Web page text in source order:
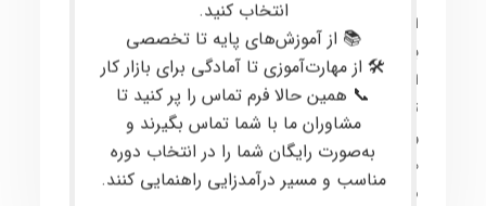
این دوره برای علاقه‌مندان به معامله در
بین‌المللی ، از جملهفارکسوکریپتو، طراحی شده است. در
این دوره، مفاهیم پیشرفته‌ای مانندپرایس اکشن، تحلیل
تکنیکال
و تحلیل فاندامنتال،مدیریت سرمایهو
روانشناسی معاملاتبه‌صورت کاربردی آموزش داده
می‌شود. هدف اصلی این دوره آموزشی، ارتقای مهارت
معامله‌گرانبه سطح حرفه‌ای و توانمندسازی آن‌ها برای
انتخاب کنید.
📚 از آموزش‌های پایه تا تخصصی
🛠 از مهارت‌آموزی تا آمادگی برای بازار کار
📞 همین حالا فرم تماس را پر کنید تا
مشاوران ما با شما تماس بگیرند و
به‌صورت رایگان شما را در انتخاب دوره
مناسب و مسیر درآمدزایی راهنمایی کنند.